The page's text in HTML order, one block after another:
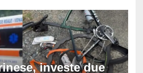
investe due